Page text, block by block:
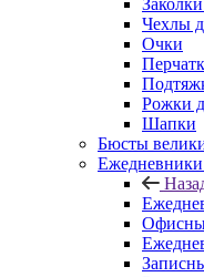
Чехлы
Очки
Рожки
Шапки
Бюсты